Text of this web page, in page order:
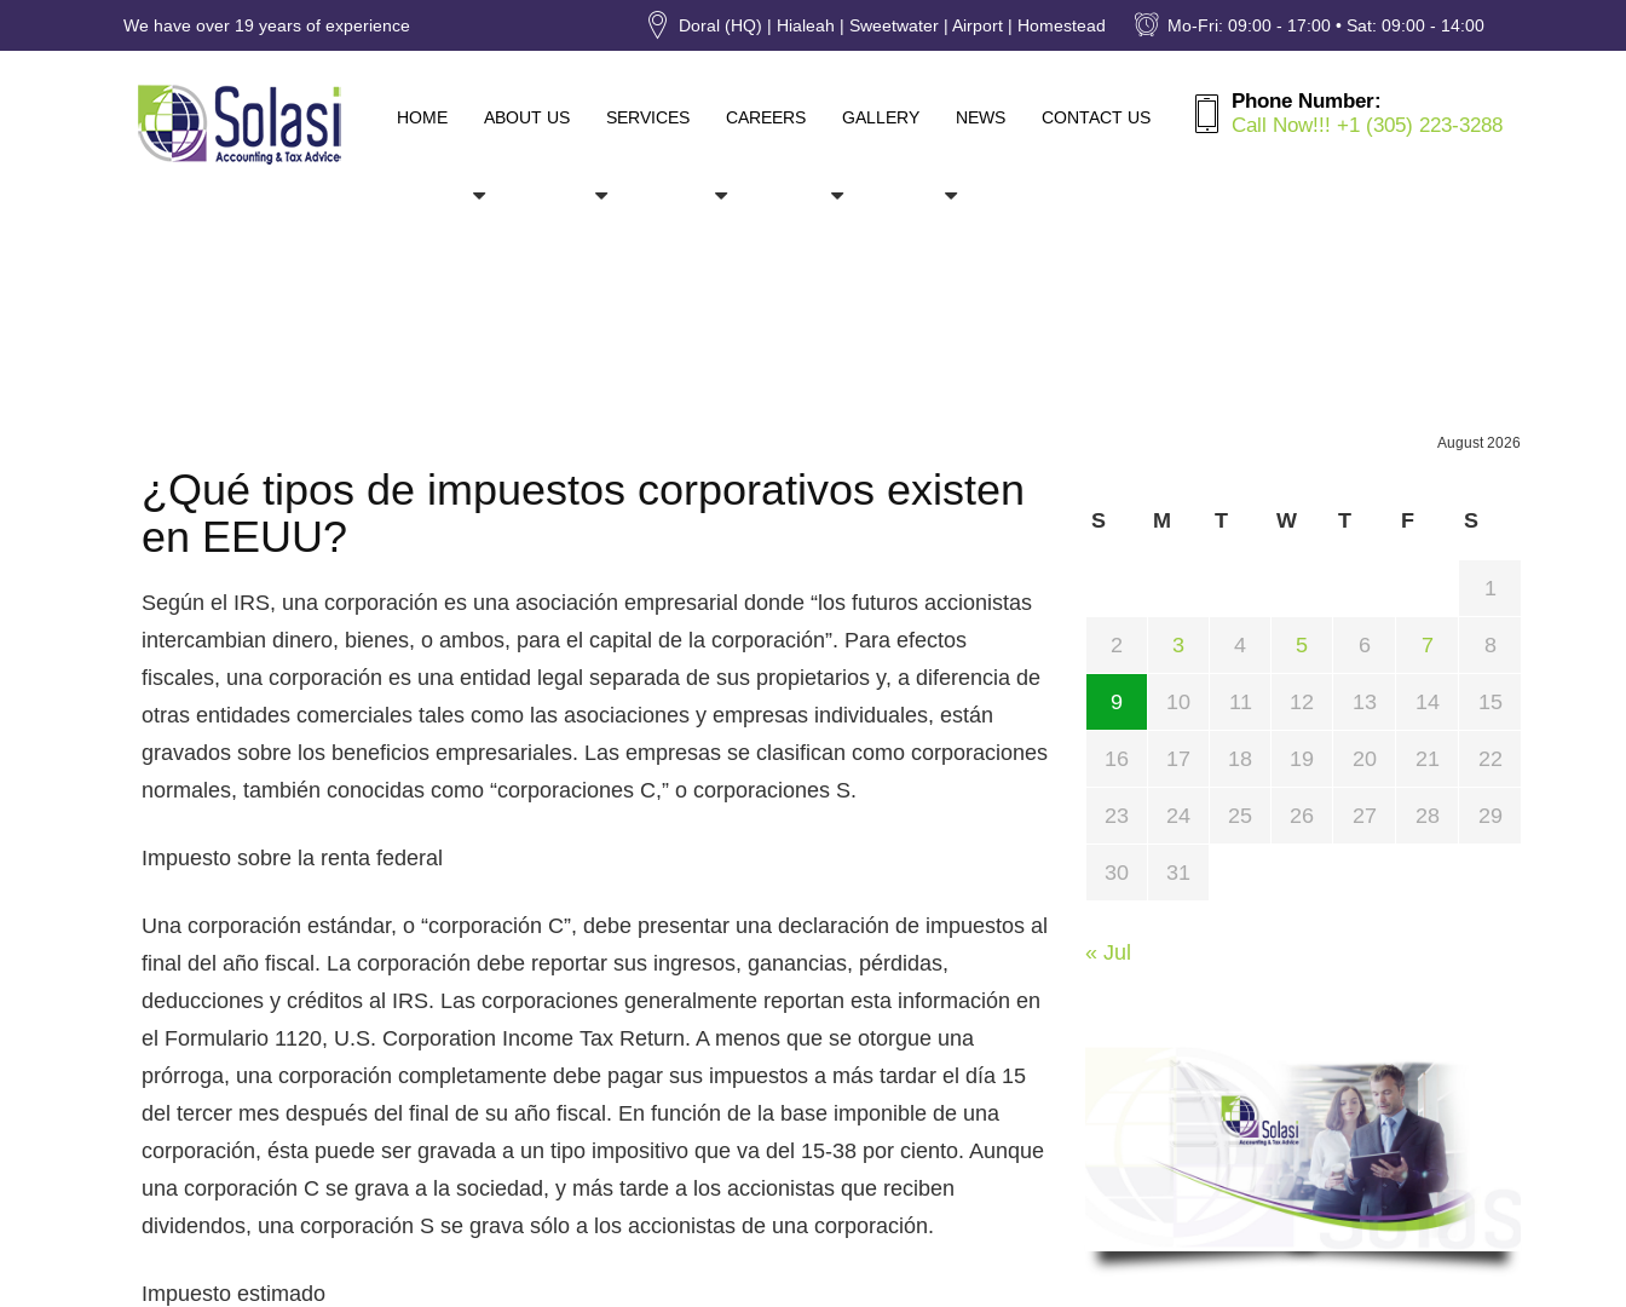
We have over 19 years of experience Doral (HQ) | Hialeah | Sweetwater | Airport | Homestead Mo-Fri: 09:00 - 17:00 • Sat: 09:00 - 14:00
Phone Number:
Call Now!!! +1 (305) 223-3288
HOME ABOUT US SERVICES CAREERS GALLERY NEWS CONTACT US
¿Qué tipos de impuestos corporativos existen
en EEUU?
Según el IRS, una corporación es una asociación empresarial donde “los futuros accionistas
intercambian dinero, bienes, o ambos, para el capital de la corporación”. Para efectos
fiscales, una corporación es una entidad legal separada de sus propietarios y, a diferencia de
otras entidades comerciales tales como las asociaciones y empresas individuales, están
gravados sobre los beneficios empresariales. Las empresas se clasifican como corporaciones
normales, también conocidas como “corporaciones C,” o corporaciones S.
Impuesto sobre la renta federal
Una corporación estándar, o “corporación C”, debe presentar una declaración de impuestos al
final del año fiscal. La corporación debe reportar sus ingresos, ganancias, pérdidas,
deducciones y créditos al IRS. Las corporaciones generalmente reportan esta información en
el Formulario 1120, U.S. Corporation Income Tax Return. A menos que se otorgue una
prórroga, una corporación completamente debe pagar sus impuestos a más tardar el día 15
del tercer mes después del final de su año fiscal. En función de la base imponible de una
corporación, ésta puede ser gravada a un tipo impositivo que va del 15-38 por ciento. Aunque
una corporación C se grava a la sociedad, y más tarde a los accionistas que reciben
dividendos, una corporación S se grava sólo a los accionistas de una corporación.
Impuesto estimado
August 2026
S M T W T F S
1
2 3 4 5 6 7 8
9 10 11 12 13 14 15
16 17 18 19 20 21 22
23 24 25 26 27 28 29
30 31
« Jul